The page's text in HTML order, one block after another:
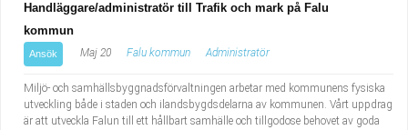
Handläggare/administratör till Trafik och mark på Falu
kommun
Ansök Maj 20 Falu kommun Administratör
Miljö- och samhällsbyggnadsförvaltningen arbetar med kommunens fysiska
utveckling både i staden och ilandsbygdsdelarna av kommunen. Vårt uppdrag
är att utveckla Falun till ett hållbart samhälle och tillgodose behovet av goda